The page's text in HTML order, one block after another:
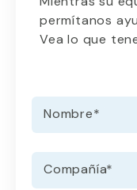
permítanos
Vea lo que
Nombre*
Compañía*